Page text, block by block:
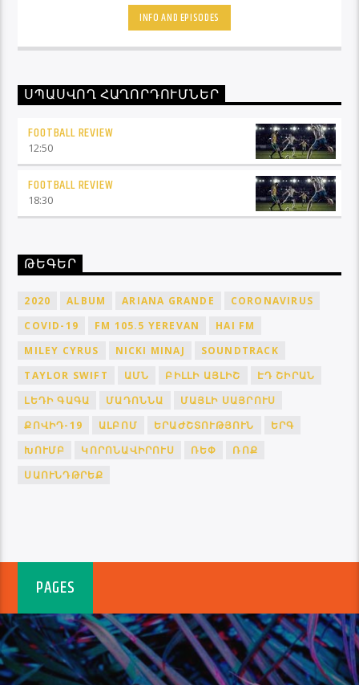
տեսակետները։ Հետևեք Լավագույնի եթերին եւ
Ֆուտբոլ Ռիվյու հաղորդաշարի միջոցով մշտապես
կլինեք ֆուտբոլային աշխարհի կիզակետում։
INFO AND EPISODES
ՍՊԱՍՎՈՂ ՀԱՂՈՐԴՈՒՄՆԵՐ
FOOTBALL REVIEW
12:50
FOOTBALL REVIEW
18:30
ԹԵԳԵՐ
2020 ALBUM ARIANA GRANDE
CORONAVIRUS
COVID-19
FM 105.5 YEREVAN
HAI FM
MILEY CYRUS
NICKI MINAJ
SOUNDTRACK
TAYLOR SWIFT
ԱՄՆ ԲԻԼԼԻ ԱՅԼԻՇ
ԷԴ ՇԻՐԱՆ
ԼԵԴԻ ԳԱԳԱ
ՄԱԴՈՆՆԱ
ՄԱՅԼԻ ՍԱՅՐՈՒՍ
ՔՈՎԻԴ-19
ԱԼԲՈՄ ԵՐԱԺՇՏՈՒԹՅՈՒՆ
ԵՐԳ
ԽՈՒՄԲ
ԿՈՐՈՆԱՎԻՐՈՒՍ ՌԵՓ
ՌՈՔ
ՍԱՈՒՆԴԹՐԵՔ
PAGES